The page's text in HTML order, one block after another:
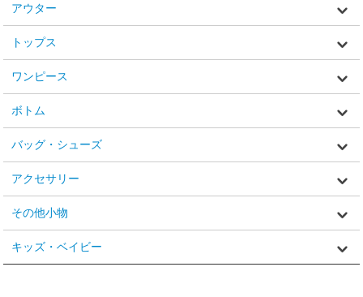
アウター
トップス
ワンピース
ボトム
バッグ・シューズ
アクセサリー
その他小物
キッズ・ベイビー